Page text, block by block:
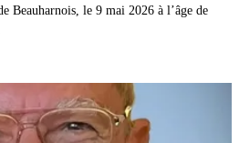
Beauharnois, le 9 mai 2026 à l’âge de